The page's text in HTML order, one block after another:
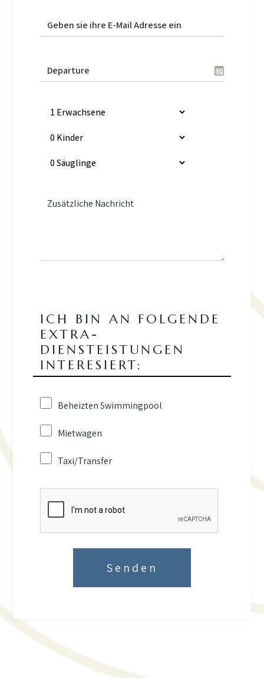
ICH BIN AN FOLGENDE
EXTRA-
DIENSTEISTUNGEN
INTERESIERT:
Beheizten Swimmingpool
Mietwagen
Taxi/Transfer
Senden